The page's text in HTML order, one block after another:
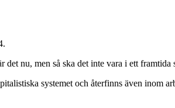
nu, men så ska det inte vara i ett framtida
systemet och återfinns även inom